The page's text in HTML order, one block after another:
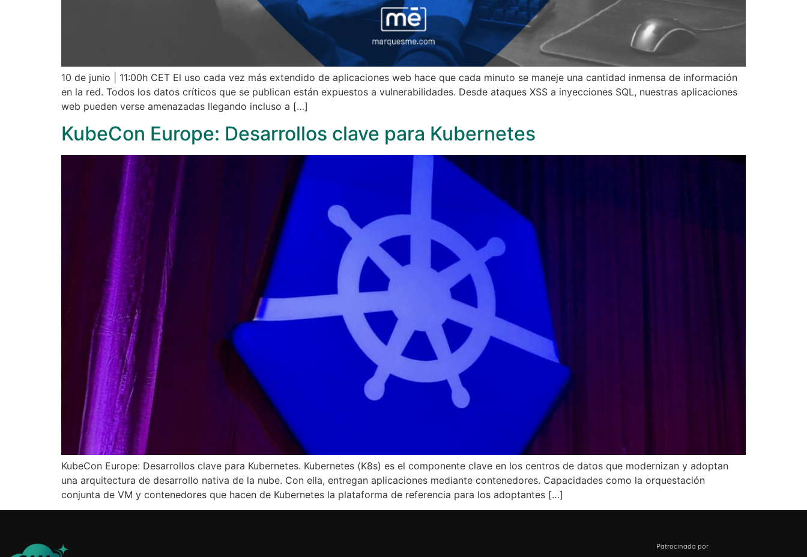
10 de junio | 11:00h CET El uso cada vez más extendido de aplicaciones web hace que cada minuto se maneje una cantidad inmensa de información
en la red. Todos los datos críticos que se publican están expuestos a vulnerabilidades. Desde ataques XSS a inyecciones SQL, nuestras aplicaciones
web pueden verse amenazadas llegando incluso a […]
KubeCon Europe: Desarrollos clave para Kubernetes
KubeCon Europe: Desarrollos clave para Kubernetes. Kubernetes (K8s) es el componente clave en los centros de datos que modernizan y adoptan
una arquitectura de desarrollo nativa de la nube. Con ella, entregan aplicaciones mediante contenedores. Capacidades como la orquestación
conjunta de VM y contenedores que hacen de Kubernetes la plataforma de referencia para los adoptantes […]
Patrocinada por